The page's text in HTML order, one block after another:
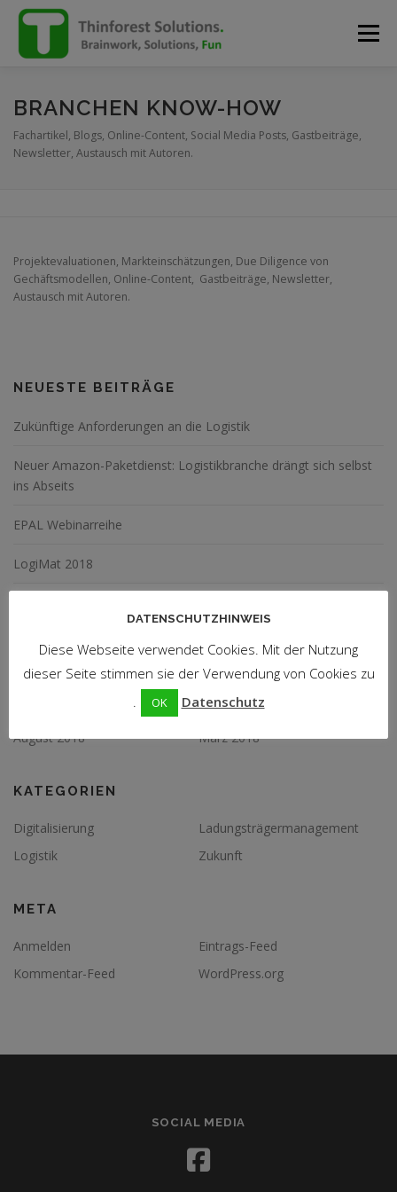
Zum
Inhalt
Menü
ÜBER UNS LEISTUNGEN KONTAKT
BRANCHEN KNOW-HOW
Fachartikel, Blogs, Online-Content, Social Media Posts, Gastbeiträge,
Newsletter, Austausch mit Autoren.
Projektevaluationen, Markteinschätzungen, Due Diligence von
Gechäftsmodellen, Online-Content, Gastbeiträge, Newsletter,
Austausch mit Autoren.
NEUESTE BEITRÄGE
Zukünftige Anforderungen an die Logistik
Neuer Amazon-Paketdienst: Logistikbranche drängt sich selbst
ins Abseits
EPAL Webinarreihe
LogiMat 2018
NEUESTE KOMMENTARE
August 2018 März 2018
KATEGORIEN
Digitalisierung
Ladungsträgermanagement
Logistik
Zukunft
META
Anmelden
Eintrags-Feed
Kommentar-Feed
WordPress.org
SOCIAL MEDIA
DATENSCHUTZHINWEIS
Diese Webseite verwendet Cookies. Mit der Nutzung
dieser Seite stimmen sie der Verwendung von Cookies zu
OK Datenschutz